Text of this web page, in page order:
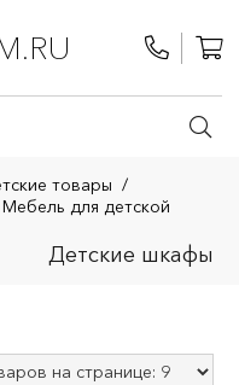
товары /
Мебель для детской
Детские шкафы